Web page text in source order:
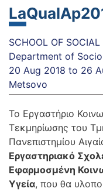
SCHOOL OF
Department of
20 Aug 2018 to 26
Metsovo
Το Εργαστήριο
Τεκμηρίωσης του
Πανεπιστημίου
Εργαστηριακό
Εφαρμοσμένη
Υγεία, που θα